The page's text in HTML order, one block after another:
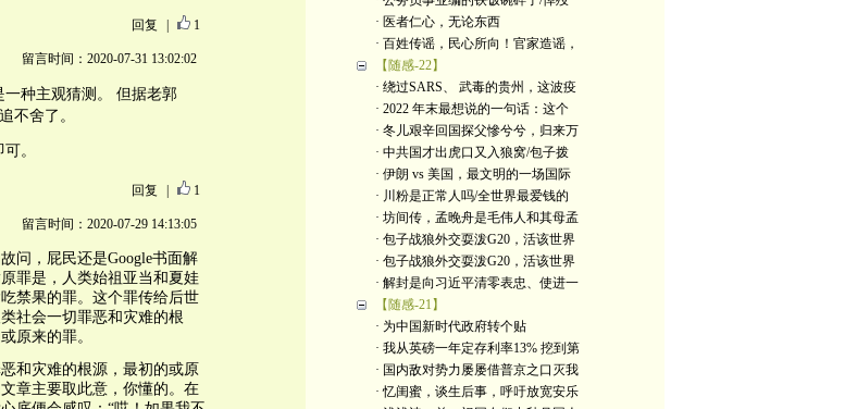
回复 1
留言时间：2020-07-31 13:02:02
种主观猜测。 但据老郭
不舍了。
。
回复 1
留言时间：2020-07-29 14:13:05
问，屁民还是Google书面解
罪是，人类始祖亚当和夏娃
禁果的罪。这个罪传给后世
社会一切罪恶和灾难的根
原来的罪。
恶和灾难的根源，最初的或原
章主要取此意，你懂的。在
· 医者仁心，无论东西
· 百姓传谣，民心所向！官家造谣，
【随感-22】
· 绕过SARS、 武毒的贵州，这波疫
· 2022 年末最想说的一句话：这个
· 冬儿艰辛回国探父慘兮兮，归来万
· 中共国才出虎口又入狼窝/包子拨
· 伊朗 vs 美国，最文明的一场国际
· 川粉是正常人吗/全世界最爱钱的
· 坊间传，孟晚舟是毛伟人和其母孟
· 包子战狼外交耍泼G20，活该世界
· 包子战狼外交耍泼G20，活该世界
· 解封是向习近平清零表忠、使进一
【随感-21】
· 为中国新时代政府转个贴
· 我从英磅一年定存利率13% 挖到第
· 国内敌对势力屡屡借普京之口灭我
· 忆闺蜜，谈生后事，呼吁放宽安乐